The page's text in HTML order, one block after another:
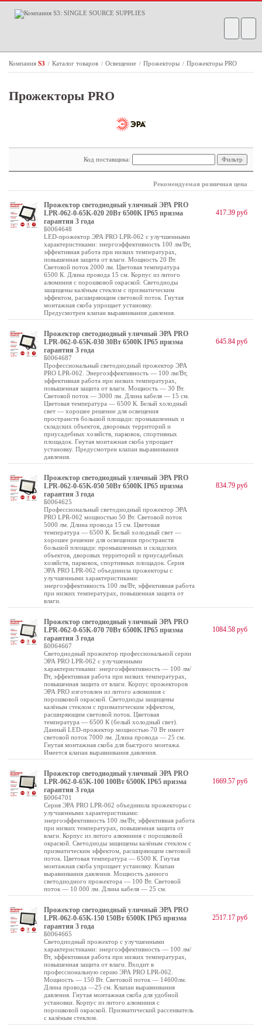
Компания S3 / Каталог товаров / Освещение / Прожекторы / Прожекторы PRO
Прожекторы PRO
Код поставщика:
Рекомендуемая розничная цена
Прожектор светодиодный уличный ЭРА PRO
LPR-062-0-65K-020 20Вт 6500K IP65 призма
гарантия 3 года
Б0064648
LED-прожектор ЭРА PRO LPR-062 с улучшенными
характеристиками: энергоэффективность 100 лм/Вт,
эффективная работа при низких температурах,
повышенная защита от влаги. Мощность 20 Вт.
Световой поток 2000 лм. Цветовая температура
6500 К. Длина провода 15 см. Корпус из литого
алюминия с порошковой окраской. Светодиоды
защищены калёным стеклом с призматическим
эффектом, расширяющим световой поток. Гнутая
монтажная скоба упрощает установку.
Предусмотрен клапан выравнивания давления.
417.39 руб
Прожектор светодиодный уличный ЭРА PRO
LPR-062-0-65K-030 30Вт 6500K IP65 призма
гарантия 3 года
Б0064687
Профессиональный светодиодный прожектор ЭРА
PRO LPR-062. Энергоэффективность — 100 лм/Вт,
эффективная работа при низких температурах,
повышенная защита от влаги. Мощность — 30 Вт.
Световой поток — 3000 лм. Длина кабеля — 15 см.
Цветовая температура — 6500 К. Белый холодный
свет — хорошее решение для освещения
пространств большой площади: промышленных и
складских объектов, дворовых территорий и
приусадебных хозяйств, парковок, спортивных
площадок. Гнутая монтажная скоба упрощает
установку. Предусмотрен клапан выравнивания
давления.
645.84 руб
Прожектор светодиодный уличный ЭРА PRO
LPR-062-0-65K-050 50Вт 6500K IP65 призма
гарантия 3 года
Б0064625
Профессиональный светодиодный прожектор ЭРА
PRO LPR-062 мощностью 50 Вт. Световой поток
5000 лм. Длина провода 15 см. Цветовая
температура — 6500 К. Белый холодный свет —
хорошее решение для освещения пространств
большой площади: промышленных и складских
объектов, дворовых территорий и приусадебных
хозяйств, парковок, спортивных площадок. Серия
ЭРА PRO LPR-062 объединила прожекторы с
улучшенными характеристиками:
энергоэффективность 100 лм/Вт, эффективная работа
при низких температурах, повышенная защита от
влаги.
834.79 руб
Прожектор светодиодный уличный ЭРА PRO
LPR-062-0-65K-070 70Вт 6500K IP65 призма
гарантия 3 года
Б0064667
Светодиодный прожектор профессиональной серии
ЭРА PRO LPR-062 с улучшенными
характеристиками: энергоэффективность — 100 лм/
Вт, эффективная работа при низких температурах,
повышенная защита от влаги. Корпус прожекторов
ЭРА PRO изготовлен из литого алюминия с
порошковой окраской. Светодиоды защищены
калёным стеклом с призматическим эффектом,
расширяющим световой поток. Цветовая
температура — 6500 К (белый холодный свет).
Данный LED-прожектор мощностью 70 Вт имеет
световой поток 7000 лм. Длина провода — 25 см.
Гнутая монтажная скоба для быстрого монтажа.
Имеется клапан выравнивания давления.
1084.58 руб
Прожектор светодиодный уличный ЭРА PRO
LPR-062-0-65K-100 100Вт 6500K IP65 призма
гарантия 3 года
Б0064701
Серия ЭРА PRO LPR-062 объединила прожекторы с
улучшенными характеристиками:
энергоэффективность 100 лм/Вт, эффективная работа
при низких температурах, повышенная защита от
влаги. Корпус из литого алюминия с порошковой
окраской. Светодиоды защищены калёным стеклом с
призматическим эффектом, расширяющим световой
поток. Цветовая температура — 6500 К. Гнутая
монтажная скоба упрощает установку. Клапан
выравнивания давления. Мощность данного
светодиодного прожектора — 100 Вт. Световой
поток — 10 000 лм. Длина кабеля — 25 см.
1669.57 руб
Прожектор светодиодный уличный ЭРА PRO
LPR-062-0-65K-150 150Вт 6500K IP65 призма
гарантия 3 года
Б0064665
Светодиодный прожектор с улучшенными
характеристиками: энергоэффективность — 100 лм/
Вт, эффективная работа при низких температурах,
повышенная защита от влаги. Входит в
профессиональную серию ЭРА PRO LPR-062.
Мощность — 150 Вт. Световой поток — 14600лм.
Длина провода —25 см. Клапан выравнивания
давления. Гнутая монтажная скоба для удобной
установки. Корпус из литого алюминия с
порошковой окраской. Призматический рассеиватель
с калёным стеклом.
2517.17 руб